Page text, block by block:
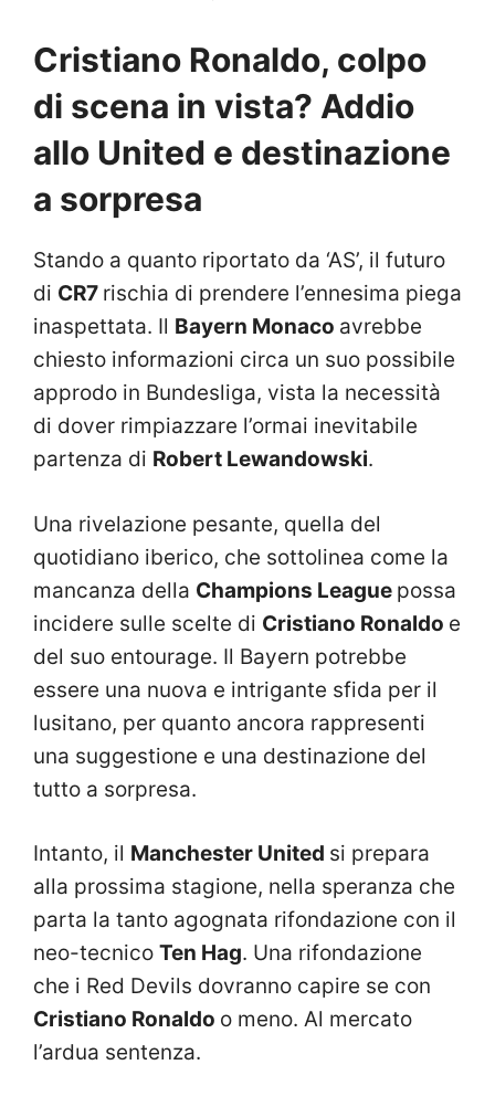
Cristiano Ronaldo, colpo
di scena in vista? Addio
allo United e destinazione
a sorpresa
Stando a quanto riportato da ‘AS’, il futuro
di CR7 rischia di prendere l’ennesima piega
inaspettata. Il Bayern Monaco avrebbe
chiesto informazioni circa un suo possibile
approdo in Bundesliga, vista la necessità
di dover rimpiazzare l’ormai inevitabile
partenza di Robert Lewandowski.
Una rivelazione pesante, quella del
quotidiano iberico, che sottolinea come la
mancanza della Champions League possa
incidere sulle scelte di Cristiano Ronaldo e
del suo entourage. Il Bayern potrebbe
essere una nuova e intrigante sfida per il
lusitano, per quanto ancora rappresenti
una suggestione e una destinazione del
tutto a sorpresa.
Intanto, il Manchester United si prepara
alla prossima stagione, nella speranza che
parta la tanto agognata rifondazione con il
neo-tecnico Ten Hag. Una rifondazione
che i Red Devils dovranno capire se con
Cristiano Ronaldo o meno. Al mercato
l’ardua sentenza.